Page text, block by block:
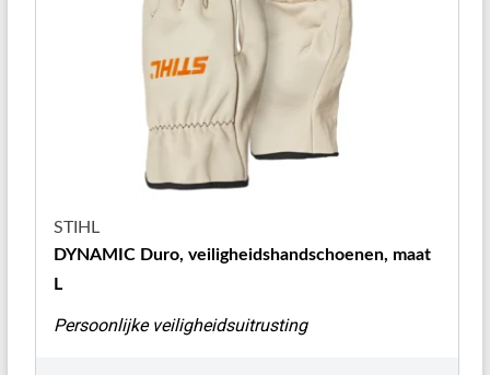
STIHL
DYNAMIC Duro, veiligheidshandschoenen, maat
L
Persoonlijke veiligheidsuitrusting